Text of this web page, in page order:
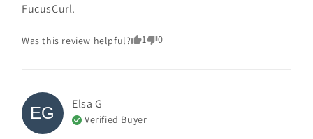
FucusCurl.
Was this review helpful? 1 0
EG Elsa G
Verified Buyer